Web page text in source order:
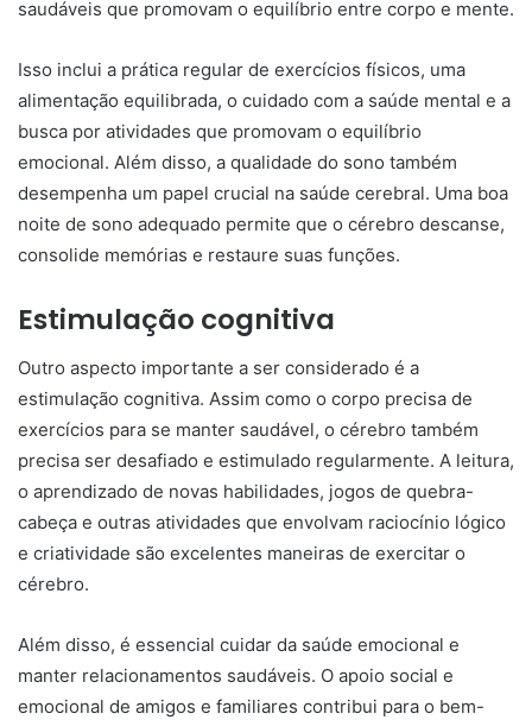
saudáveis que promovam o equilíbrio entre corpo e mente.
Isso inclui a prática regular de exercícios físicos, uma
alimentação equilibrada, o cuidado com a saúde mental e a
busca por atividades que promovam o equilíbrio
emocional. Além disso, a qualidade do sono também
desempenha um papel crucial na saúde cerebral. Uma boa
noite de sono adequado permite que o cérebro descanse,
consolide memórias e restaure suas funções.
Estimulação cognitiva
Outro aspecto importante a ser considerado é a
estimulação cognitiva. Assim como o corpo precisa de
exercícios para se manter saudável, o cérebro também
precisa ser desafiado e estimulado regularmente. A leitura,
o aprendizado de novas habilidades, jogos de quebra-
cabeça e outras atividades que envolvam raciocínio lógico
e criatividade são excelentes maneiras de exercitar o
cérebro.
Além disso, é essencial cuidar da saúde emocional e
manter relacionamentos saudáveis. O apoio social e
emocional de amigos e familiares contribui para o bem-